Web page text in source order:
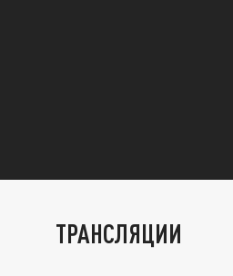
ТРАНСЛЯЦИИ